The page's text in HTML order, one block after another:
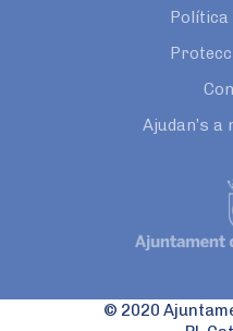
Política
Ajudan’s
© 2020